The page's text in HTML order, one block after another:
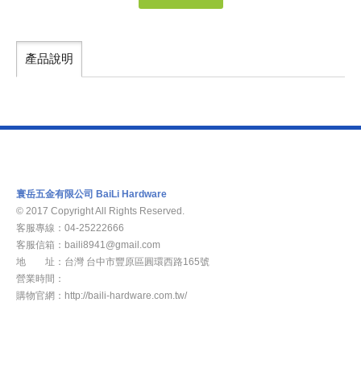
產品說明
寰岳五金有限公司 BaiLi Hardware
© 2017 Copyright All Rights Reserved.
客服專線：04-25222666
客服信箱：baili8941@gmail.com
地 址：台灣 台中市豐原區圓環西路165號
營業時間：
購物官網：http://baili-hardware.com.tw/